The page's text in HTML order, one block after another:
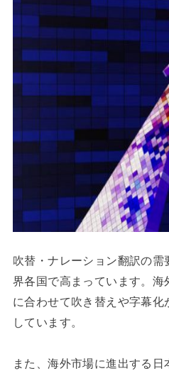
吹替・ナレーション翻訳の
界各国で高まっています。
に合わせて吹き替えや字幕
しています。
また、海外市場に進出する